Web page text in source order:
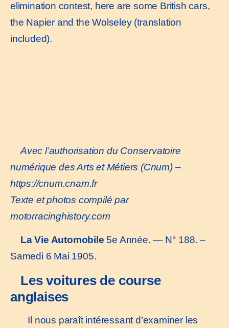
elimination contest, here are some British cars,
the Napier and the Wolseley (translation
included).
Avec l’authorisation du Conservatoire
numérique des Arts et Métiers (Cnum) –
https://cnum.cnam.fr
Texte et photos compilé par
motorracinghistory.com
La Vie Automobile 5e Année. — N° 188. –
Samedi 6 Mai 1905.
Les voitures de course
anglaises
Il nous paraît intéressant d’examiner les